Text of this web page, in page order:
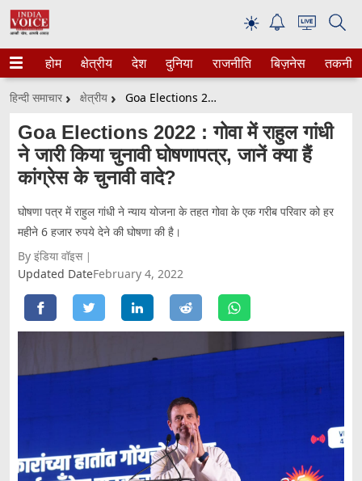
☀
होम क्षेत्रीय देश दुनिया राजनीति बिज़नेस तकनीक
हिन्दी समाचार क्षेत्रीय Goa Elections 2022 : गोवा में राहुल गांधी ने जारी किया चुनावी घोषणापत्र, जानें क्या हैं कांग्रेस के चुनावी वादे?
Goa Elections 2022 : गोवा में राहुल गांधी
ने जारी किया चुनावी घोषणापत्र, जानें क्या हैं
कांग्रेस के चुनावी वादे?
घोषणा पत्र में राहुल गांधी ने न्याय योजना के तहत गोवा के एक गरीब परिवार को हर
महीने 6 हजार रुपये देने की घोषणा की है।
By इंडिया वॉइस
Updated DateFebruary 4, 2022